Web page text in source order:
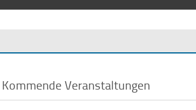
Kommende Veranstaltungen